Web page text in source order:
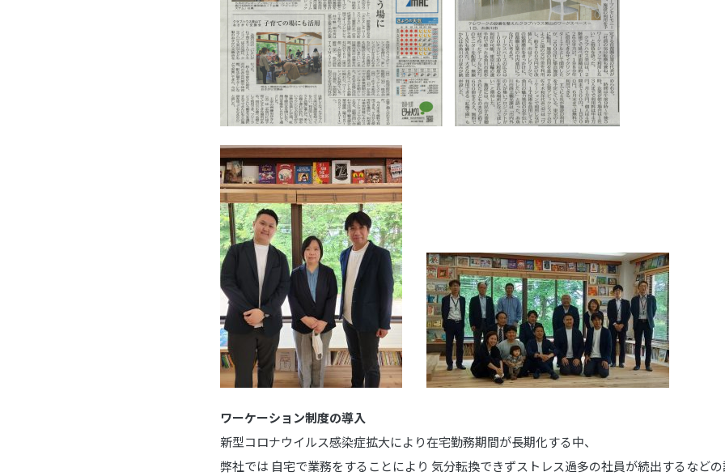
ワーケーション制度の導入
新型コロナウイルス感染症拡大により在宅勤務期間が長期化する中、
弊社では 自宅で業務をすることにより 気分転換できずストレス過多の社員が続出するなどの